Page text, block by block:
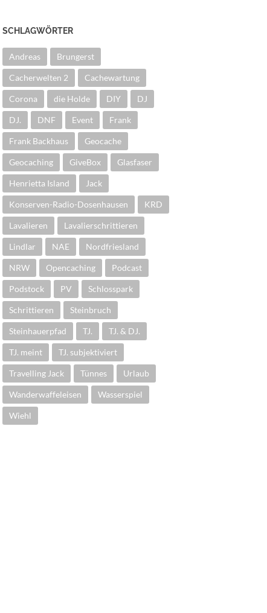
SCHLAGWÖRTER
Andreas Brungerst
Cacherwelten 2 Cachewartung
Corona die Holde DIY DJ
DJ. DNF Event Frank
Frank Backhaus Geocache
Geocaching GiveBox Glasfaser
Henrietta Island Jack
Konserven-Radio-Dosenhausen KRD
Lavalieren Lavalierschrittieren
Lindlar NAE Nordfriesland
NRW Opencaching Podcast
Podstock PV Schlosspark
Schrittieren Steinbruch
Steinhauerpfad TJ. TJ. & DJ.
TJ. meint TJ. subjektiviert
Travelling Jack Tünnes Urlaub
Wanderwaffeleisen Wasserspiel
Wiehl